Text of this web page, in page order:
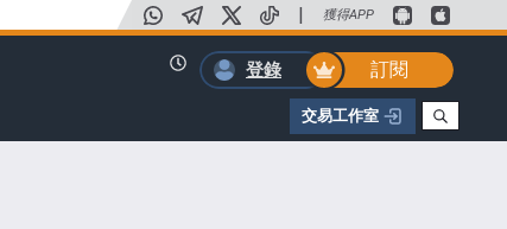
| 獲得APP
登錄
訂閱
交易工作室